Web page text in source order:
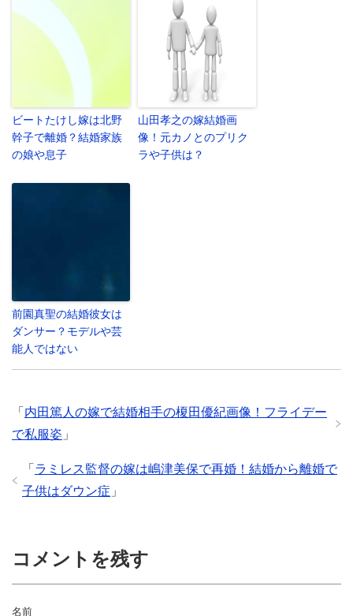
ビートたけし嫁は北野
幹子で離婚？結婚家族
の娘や息子
山田孝之の嫁結婚画
像！元カノとのプリク
ラや子供は？
前園真聖の結婚彼女は
ダンサー？モデルや芸
能人ではない
「 内田篤人の嫁で結婚相手の榎田優紀画像！フライデー
で私服姿 」
「 ラミレス監督の嫁は嶋津美保で再婚！結婚から離婚で
子供はダウン症 」
コメントを残す
名前